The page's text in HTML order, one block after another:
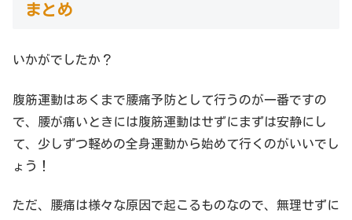
まとめ
いかがでしたか？
腹筋運動はあくまで腰痛予防として行うのが一番ですの
で、腰が痛いときには腹筋運動はせずにまずは安静にし
て、少しずつ軽めの全身運動から始めて行くのがいいでし
ょう！
ただ、腰痛は様々な原因で起こるものなので、無理せずに